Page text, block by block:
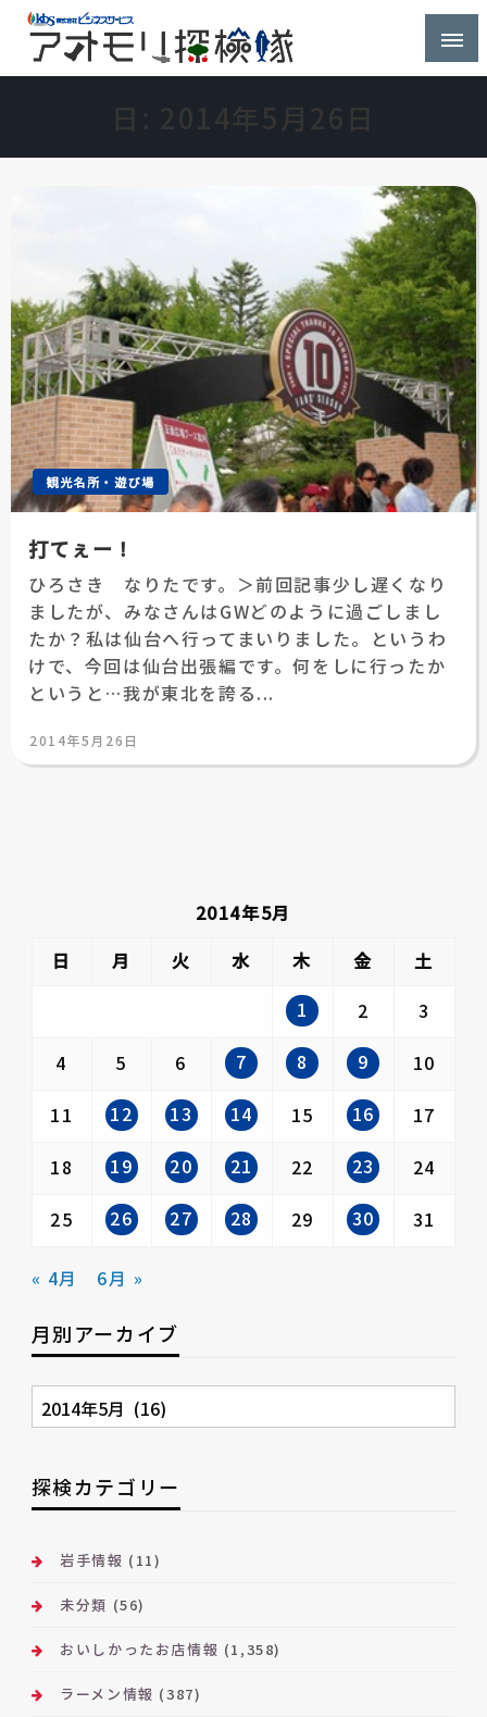
アオモリ探検隊
株式会社ビジネスサービス社員が青森県を探検するブ
2014年5月26日
観光名所・遊び場
打てぇー！
ひろさき なりたです。＞前回記事少し遅くなり
ましたが、みなさんはGWどのように過ごしまし
たか？私は仙台へ行ってまいりました。というわ
けで、今回は仙台出張編です。何をしに行ったか
というと…我が東北を誇る...
投
日:
2014年5月26日
2014年5月
日
月 火 水 木 金
土
1
2
3
4
5 6 7 8 9
10
11
12 13 14 15 16
17
18
19 20 21 22 23
24
25
26 27 28 29 30 31
« 4月 6月 »
月別アーカイブ
別
ー
カ
ブ
探検カテゴリー
岩手情報 (11)
未分類 (56)
おいしかったお店情報 (1,358)
ラーメン情報 (387)